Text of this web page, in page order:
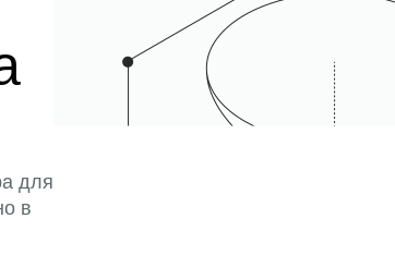
для
в